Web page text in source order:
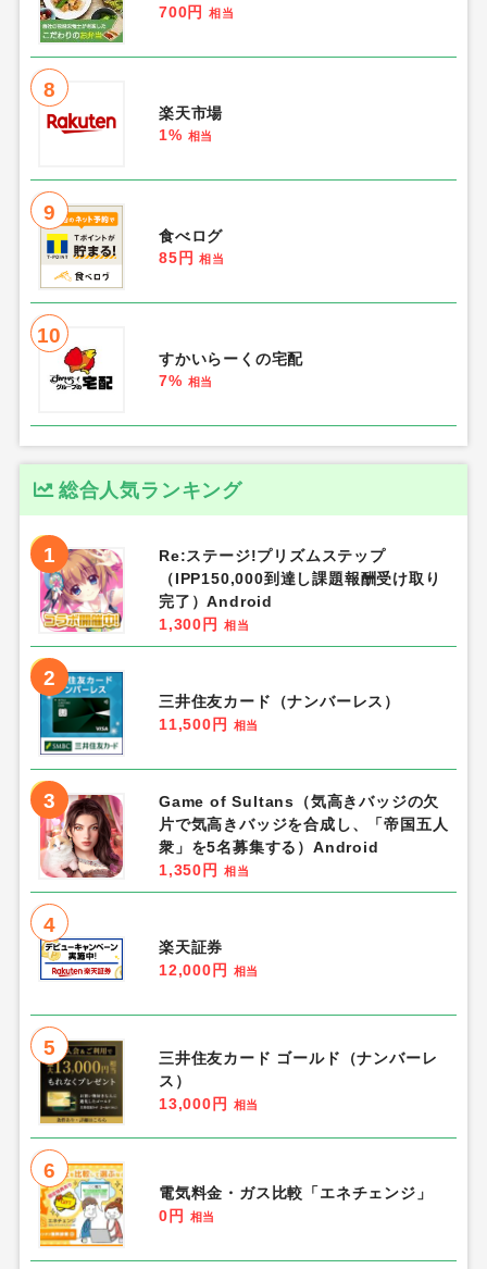
700円 相当
8
楽天市場
1% 相当
9
食べログ
85円
相当
10
すかいらーくの宅配
7% 相当
総合人気ランキング
1
Re:ステージ!プリズムステップ
（IPP150,000到達し課題報酬受け取り
完了）Android
1,300円
相当
2
三井住友カード（ナンバーレス）
11,500円
相当
3
Game of Sultans（気高きバッジの欠
片で気高きバッジを合成し、「帝国五人
衆」を5名募集する）Android
1,350円
相当
4
楽天証券
12,000円
相当
5
三井住友カード ゴールド（ナンバーレ
ス）
13,000円
相当
6
電気料金・ガス比較「エネチェンジ」
0円
相当